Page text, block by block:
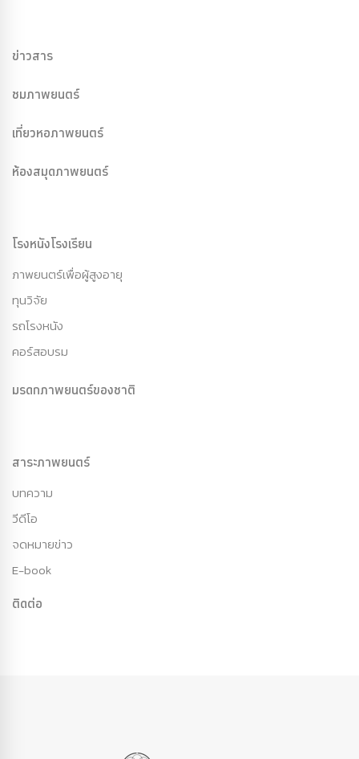
ข่าวสาร
ชมภาพยนตร์
เที่ยวหอภาพยนตร์
ห้องสมุดภาพยนตร์
โรงหนังโรงเรียน
ภาพยนตร์เพื่อผู้สูงอายุ
ทุนวิจัย
รถโรงหนัง
คอร์สอบรม
มรดกภาพยนตร์ของชาติ
สาระภาพยนตร์
บทความ
วีดีโอ
จดหมายข่าว
E-book
ติดต่อ